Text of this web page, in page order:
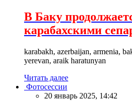
В Баку
карабахскими
karabakh, azerbaijan, armenia,
yerevan, araik haratunyan
Читать далее
Фотосессии
20 январь 2025, 14:42